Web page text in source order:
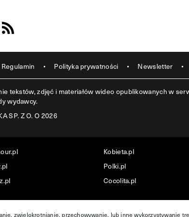
on Youtube
Visit us on Rss
Regulamin Polityka prywatności Newsletter
tekstów, zdjęć i materiałów wideo opublikowanych w
wydawcy.
SP. Z O. O 2026
Kobieta.pl
Polki.pl
Cocolita.pl
zwielokrotnianie, przechowywanie, lub inne wykorzystywanie